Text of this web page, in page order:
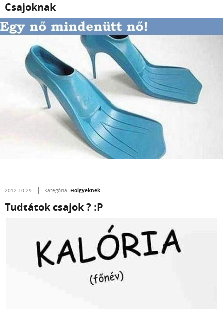
Csajoknak
2012.10.29. Kategória: Hölgyeknek
Tudtátok csajok ? :P